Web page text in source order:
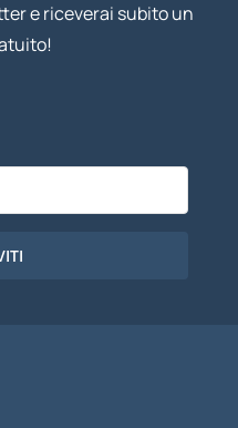
e riceverai subito un